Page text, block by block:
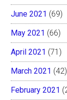
June 2021 (69)
May 2021 (66)
April 2021 (71)
March 2021 (42)
February 2021